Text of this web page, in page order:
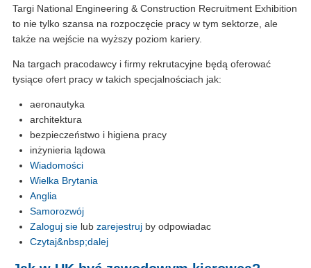
Targi National Engineering & Construction Recruitment Exhibition
to nie tylko szansa na rozpoczęcie pracy w tym sektorze, ale
także na wejście na wyższy poziom kariery.
Na targach pracodawcy i firmy rekrutacyjne będą oferować
tysiące ofert pracy w takich specjalnościach jak:
aeronautyka
architektura
bezpieczeństwo i higiena pracy
inżynieria lądowa
Wiadomości
Wielka Brytania
Anglia
Samorozwój
Zaloguj sie lub zarejestruj by odpowiadac
Czytaj&nbsp;dalej